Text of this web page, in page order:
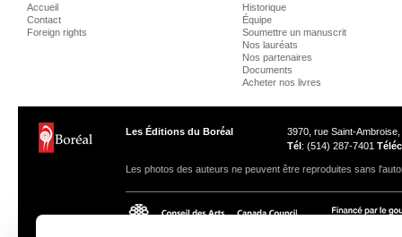
Accueil
Contact
Foreign rights
Historique
Équipe
Soumettre un manuscrit
Nos lauréats
Nos partenaires
Documents
Acheter nos livres
Les Éditions du Boréal
3970, rue Saint-
Tél : (514) 287-7401 Téléc
Les photos des auteurs ne peuvent être reproduites sans